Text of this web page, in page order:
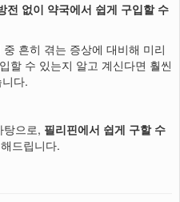
전 없이 약국에서 쉽게 구입할 수
흔히 겪는 증상에 대비해 미리
할 수 있는지 알고 계신다면 훨씬
다.
으로, 필리핀에서 쉽게 구할 수
드립니다.